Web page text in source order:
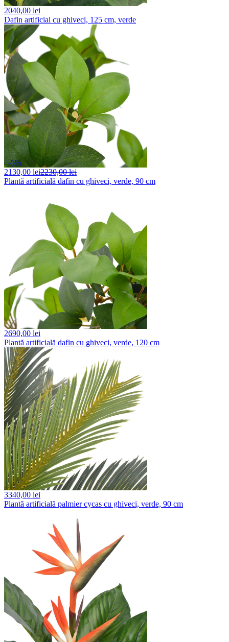
2040,00 lei
Dafin artificial cu ghiveci, 125 cm, verde
-5%
2130,00 lei2230,00 lei
Plantă artificială dafin cu ghiveci, verde, 90 cm
2690,00 lei
Plantă artificială dafin cu ghiveci, verde, 120 cm
3340,00 lei
Plantă artificială palmier cycas cu ghiveci, verde, 90 cm